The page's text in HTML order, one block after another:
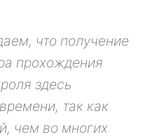
что получение
прохождения
здесь
так как
чем во многих